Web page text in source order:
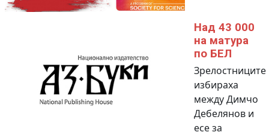
Над 43 000
на матура
по БЕЛ
Зрелостниците
избираха
между Димчо
Дебелянов и
есе за